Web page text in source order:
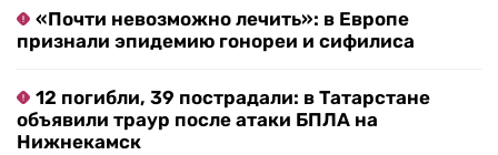
«Почти невозможно лечить»: в Европе
признали эпидемию гонореи и сифилиса
12 погибли, 39 пострадали: в Татарстане
объявили траур после атаки БПЛА на
Нижнекамск